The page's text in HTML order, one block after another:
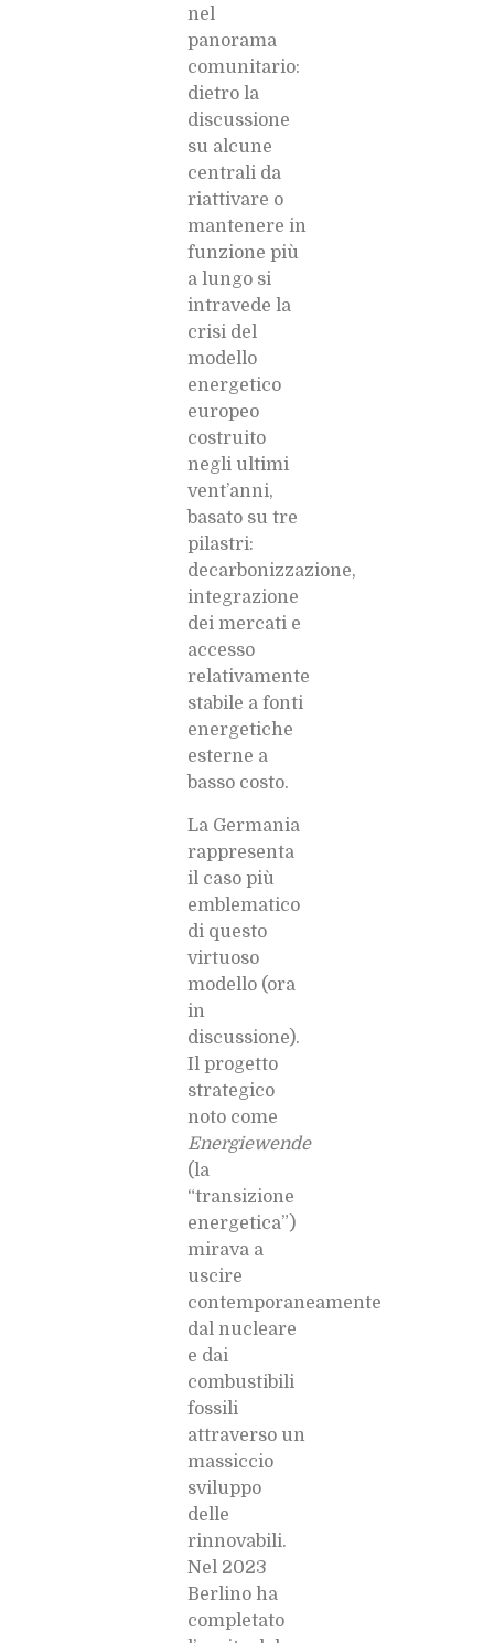
nel
panorama
comunitario:
dietro la
discussione
su alcune
centrali da
riattivare o
mantenere in
funzione più
a lungo si
intravede la
crisi del
modello
energetico
europeo
costruito
negli ultimi
vent’anni,
basato su tre
pilastri:
decarbonizzazione,
integrazione
dei mercati e
accesso
relativamente
stabile a fonti
energetiche
esterne a
basso costo.
La Germania
rappresenta
il caso più
emblematico
di questo
virtuoso
modello (ora
in
discussione).
Il progetto
strategico
noto come
Energiewende
(la
“transizione
energetica”)
mirava a
uscire
contemporaneamente
dal nucleare
e dai
combustibili
fossili
attraverso un
massiccio
sviluppo
delle
rinnovabili.
Nel 2023
Berlino ha
completato